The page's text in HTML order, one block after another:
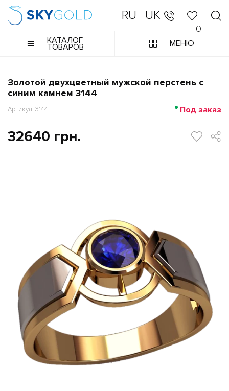
RU | UK
0
КАТАЛОГ
ТОВАРОВ МЕНЮ
Золотой двухцветный мужской перстень с
синим камнем 3144
Артикул: 3144 Под заказ
32640 грн.